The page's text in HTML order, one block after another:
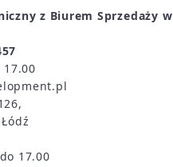
z Biurem Sprzedaży w
17.00